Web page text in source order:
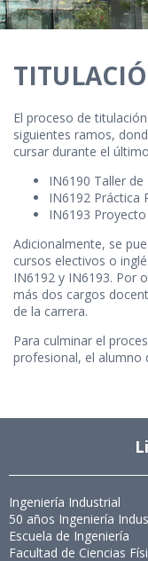
El proceso de
siguientes ramos,
cursar durante el
IN6190 Taller
IN6192 Práctica
IN6193
Adicionalmente, se
cursos electivos o
IN6192 y IN6193. Por
más dos cargos
de la carrera.
Para culminar el
profesional, el alumno
Ingeniería Industrial
50 años Ingeniería
Escuela de Ingeniería
Facultad de Ciencias